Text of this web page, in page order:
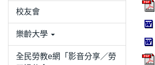
校友會
樂齡大學
全民勞教e網「影音分享／勞